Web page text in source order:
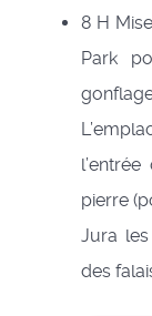
8 H
Park
pierre
Jura
des